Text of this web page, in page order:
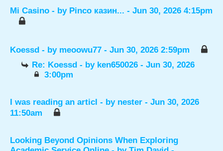
Mi Casino - by Pinco казин... - Jun 30, 2026 4:15pm
Koessd - by meoowu77 - Jun 30, 2026 2:59pm
Re: Koessd - by ken650026 - Jun 30, 2026
3:00pm
I was reading an articl - by nester - Jun 30, 2026
11:50am
Looking Beyond Opinions When Exploring